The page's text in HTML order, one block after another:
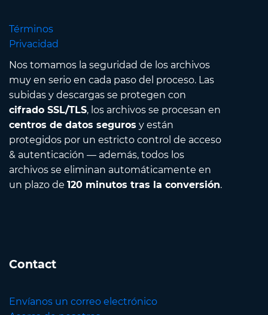
Términos
Privacidad
Nos tomamos la seguridad de los archivos
muy en serio en cada paso del proceso. Las
subidas y descargas se protegen con
cifrado SSL/TLS, los archivos se procesan en
centros de datos seguros y están
protegidos por un estricto control de acceso
& autenticación — además, todos los
archivos se eliminan automáticamente en
un plazo de 120 minutos tras la conversión.
Contact
Envíanos un correo electrónico